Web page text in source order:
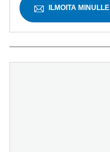
ILMOITA MINULLE